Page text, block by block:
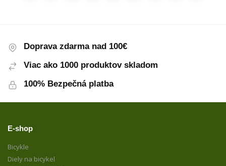
Doprava zdarma nad 100€
Viac ako 1000 produktov skladom
100% Bezpečná platba
E-shop
Bicykle
Diely na bicykel